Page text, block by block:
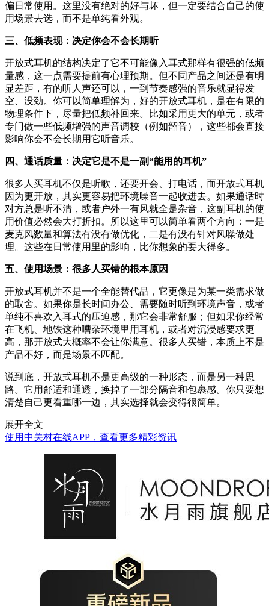
偏日常使用。这里没有绝对的好与坏，但一定要结合自己的使
用场景去选，而不是单纯看外观。
三、低频表现：决定你会不会长期听
开放式耳机的结构决定了它不可能像入耳式那样有很强的低频
量感，这一点需要提前有心理预期。但不同产品之间还是有明
显差距，有的听人声还可以，一到节奏感强的音乐就显得发
空、没劲。你可以简单理解为，好的开放式耳机，是在有限的
物理条件下，尽量把低频补回来。比如采用更大的单元，或者
专门做一些低频增强的声音调校（例如韶音），这些都会直接
影响你会不会长期用它听音乐。
四、通话质量：决定它是不是一副“能用的耳机”
很多人买耳机不仅是听歌，还要开会、打电话，而开放式耳机
因为更开放，其实更容易把环境噪音一起收进去。如果通话时
对方总是听不清，或者户外一有风就全是杂音，这副耳机的使
用价值必然会大打折扣。所以这里可以简单看两个方向：一是
麦克风数量和算法有没有做优化，二是有没有针对风噪做处
理。这些在日常使用里的影响，比你想象的要大得多。
五、使用场景：很多人买错的根本原因
开放式耳机并不是一个全能替代品，它更像是为某一类需求做
的取舍。如果你是长时间办公、需要随时听到环境声音，或者
单纯不喜欢入耳式的压迫感，那它会非常舒服；但如果你经常
在飞机、地铁这种嘈杂环境里用耳机，或者对沉浸感要求更
高，那开放式大概率不会让你满意。很多人买错，本质上不是
产品不好，而是场景不匹配。
说到底，开放式耳机不是更高级的一种形态，而是另一种思
路。它用舒适和通透，换掉了一部分隔音和包裹感。你只要想
清楚自己更看重哪一边，其实选择就会变得很简单。
展开全文
使用中关村在线APP，查看更多精彩资讯